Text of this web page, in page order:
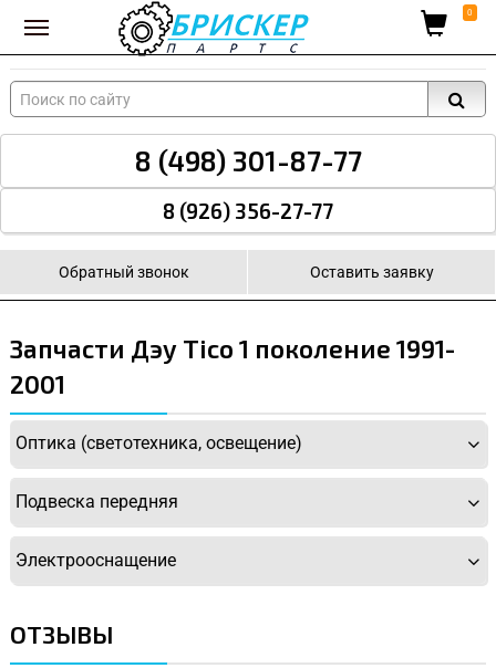
Вход для поставщиков 0
8 (498) 301-87-77
8 (926) 356-27-77
Обратный звонок Оставить заявку
Запчасти Дэу Tico 1 поколение 1991-
2001
Оптика (светотехника, освещение)
Подвеска передняя
Электрооснащение
ОТЗЫВЫ